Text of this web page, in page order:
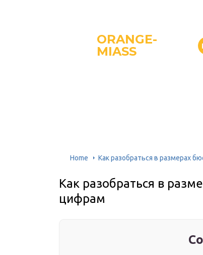
ORANGE-
MIASS
Home Как разобраться в размерах
Как разобраться в
цифрам